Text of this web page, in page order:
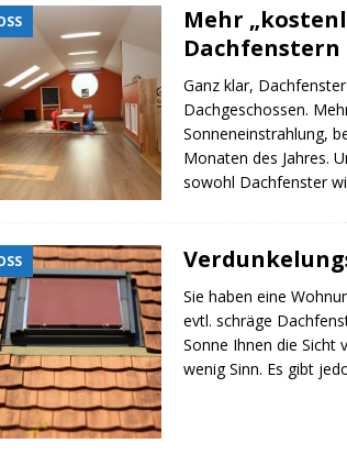
Mehr
Dachfenstern
Ganz klar,
Dachgeschossen.
Sonneneinstrahlung,
Monaten des Jahres.
sowohl Dachfenster
Sie haben eine
evtl. schräge
Sonne Ihnen die Sicht
wenig Sinn. Es gibt